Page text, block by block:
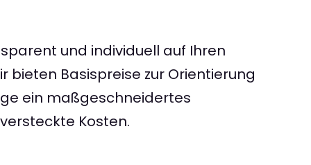
und individuell auf Ihren
bieten Basispreise zur Orientierung
ein maßgeschneidertes
Kosten.